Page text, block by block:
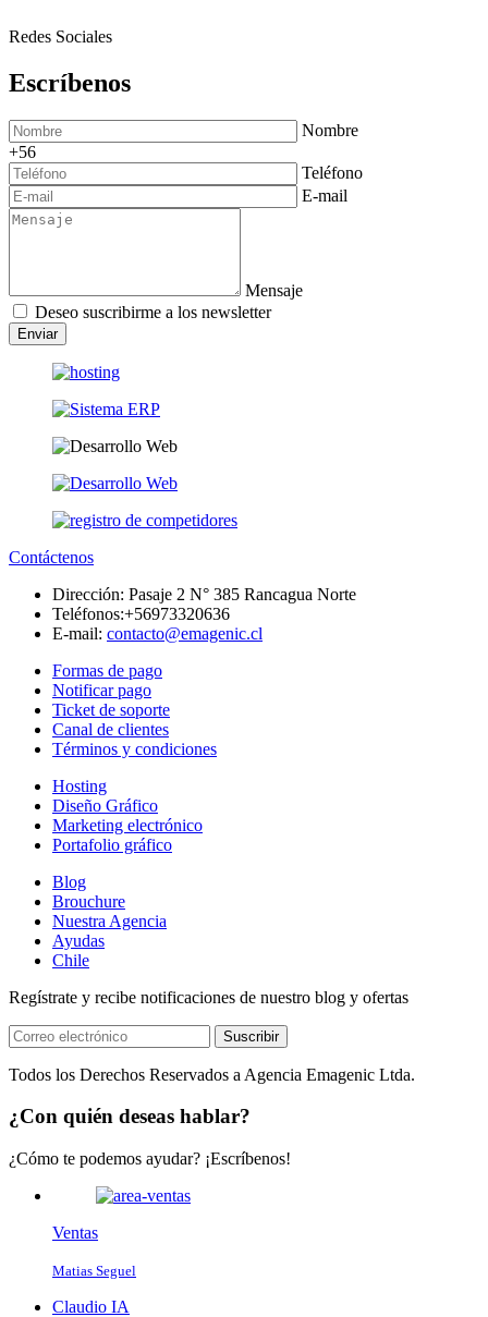
Redes Sociales
Escríbenos
Nombre
+56
Teléfono
E-mail
Mensaje
Deseo suscribirme a los newsletter
Enviar
Contáctenos
Dirección: Pasaje 2 N° 385 Rancagua Norte
Teléfonos:+56973320636
E-mail: contacto@emagenic.cl
Formas de pago
Notificar pago
Ticket de soporte
Canal de clientes
Términos y condiciones
Hosting
Diseño Gráfico
Marketing electrónico
Portafolio gráfico
Blog
Brouchure
Nuestra Agencia
Ayudas
Chile
Regístrate y recibe notificaciones de nuestro blog y ofertas
Suscribir
Todos los Derechos Reservados a Agencia Emagenic Ltda.
¿Con quién deseas hablar?
¿Cómo te podemos ayudar? ¡Escríbenos!
Ventas
Matias Seguel
Claudio IA